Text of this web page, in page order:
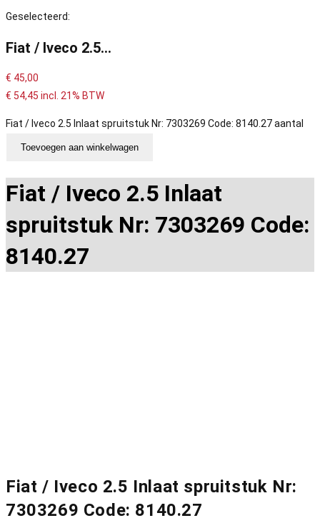
Geselecteerd:
Fiat / Iveco 2.5…
€ 45,00
€ 54,45 incl. 21% BTW
Fiat / Iveco 2.5 Inlaat spruitstuk Nr: 7303269 Code: 8140.27 aantal
Toevoegen aan winkelwagen
Fiat / Iveco 2.5 Inlaat
spruitstuk Nr: 7303269 Code:
8140.27
Fiat / Iveco 2.5 Inlaat spruitstuk Nr:
7303269 Code: 8140.27